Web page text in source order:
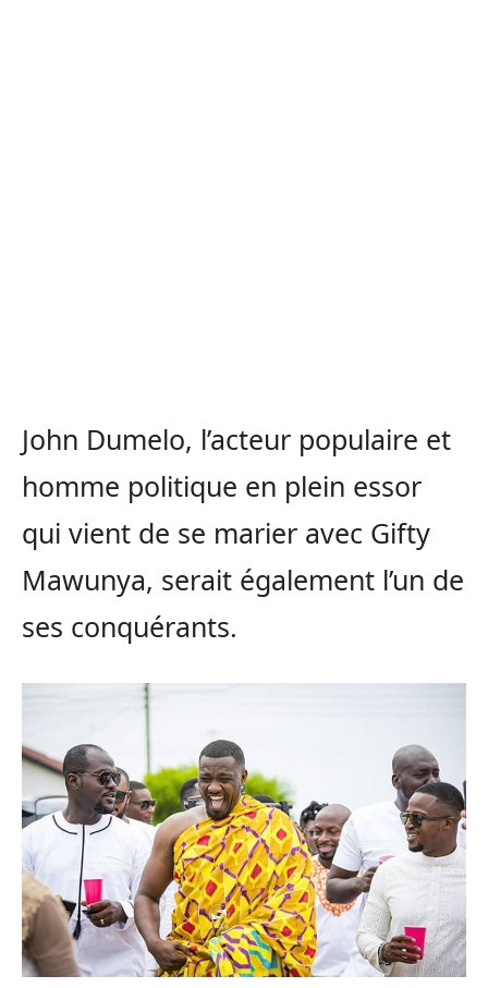
John Dumelo, l’acteur populaire et
homme politique en plein essor
qui vient de se marier avec Gifty
Mawunya, serait également l’un de
ses conquérants.